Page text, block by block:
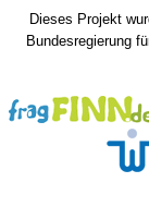
Dieses Projekt
Bundesregierung